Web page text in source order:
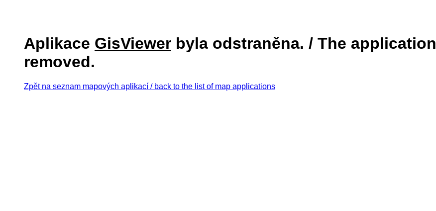
Aplikace GisViewer byla odstraněna. / The application
removed.
Zpět na seznam mapových aplikací / back to the list of map applications